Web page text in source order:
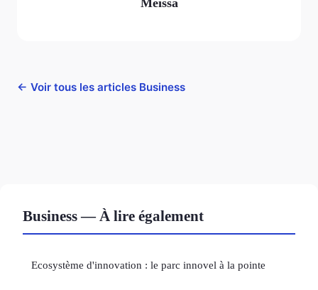
← Voir tous les articles Business
Business — À lire également
Ecosystème d'innovation : le parc innovel à la pointe